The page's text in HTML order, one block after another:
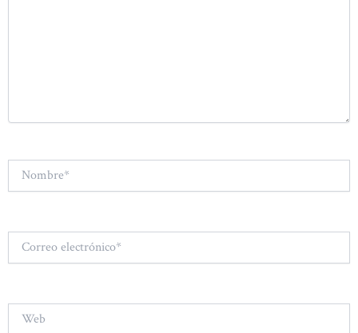
Nombre*
Correo
electrónico*
Web